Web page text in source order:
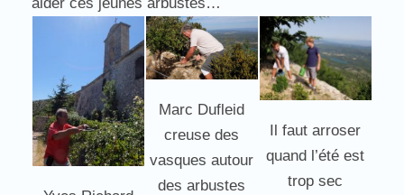
Marc Dufleid
creuse des
vasques autour
des arbustes
Il faut arroser
quand l’été est
trop sec